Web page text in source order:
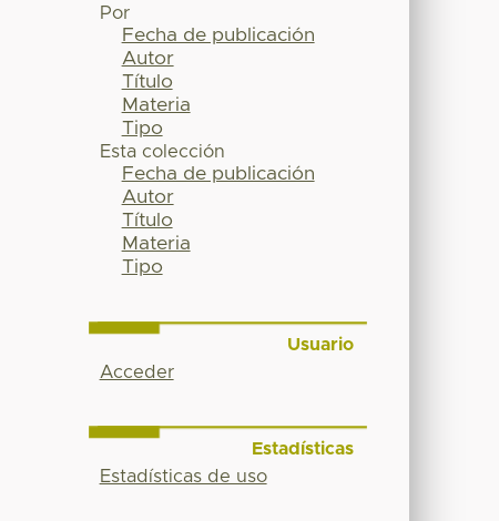
Por
Fecha de publicación
Autor
Título
Materia
Tipo
Esta colección
Fecha de publicación
Autor
Título
Materia
Tipo
Usuario
Acceder
Estadísticas
Estadísticas de uso